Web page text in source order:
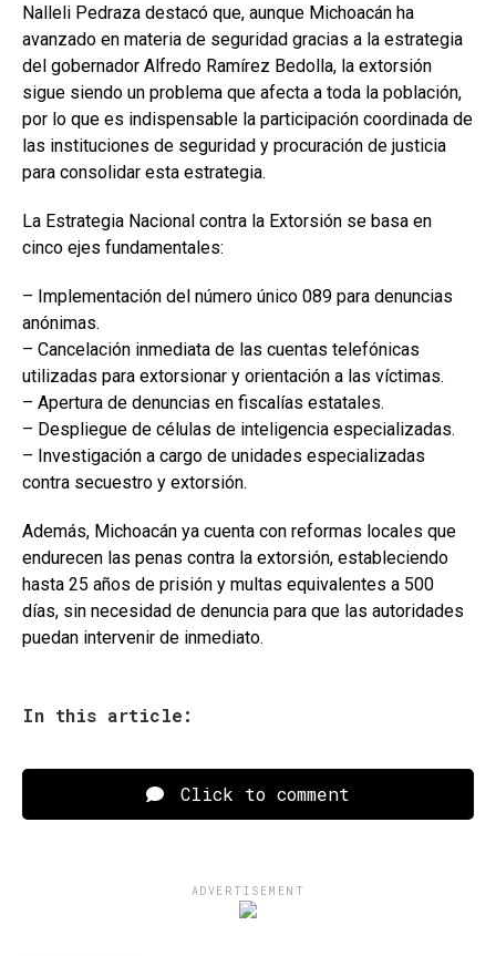
Nalleli Pedraza destacó que, aunque Michoacán ha
avanzado en materia de seguridad gracias a la estrategia
del gobernador Alfredo Ramírez Bedolla, la extorsión
sigue siendo un problema que afecta a toda la población,
por lo que es indispensable la participación coordinada de
las instituciones de seguridad y procuración de justicia
para consolidar esta estrategia.
La Estrategia Nacional contra la Extorsión se basa en
cinco ejes fundamentales:
– Implementación del número único 089 para denuncias
anónimas.
– Cancelación inmediata de las cuentas telefónicas
utilizadas para extorsionar y orientación a las víctimas.
– Apertura de denuncias en fiscalías estatales.
– Despliegue de células de inteligencia especializadas.
– Investigación a cargo de unidades especializadas
contra secuestro y extorsión.
Además, Michoacán ya cuenta con reformas locales que
endurecen las penas contra la extorsión, estableciendo
hasta 25 años de prisión y multas equivalentes a 500
días, sin necesidad de denuncia para que las autoridades
puedan intervenir de inmediato.
In this article:
Click to comment
ADVERTISEMENT